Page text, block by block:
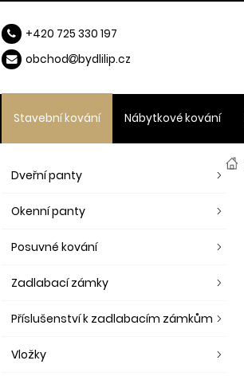
Dveřní panty
Okenní panty
Posuvné kování
Zadlabací zámky
Příslušenství k zadlabacím zámkům
Vložky
Stavební kování Nábytkové kování
+420 725 330 197
obchod
bydlilip.cz